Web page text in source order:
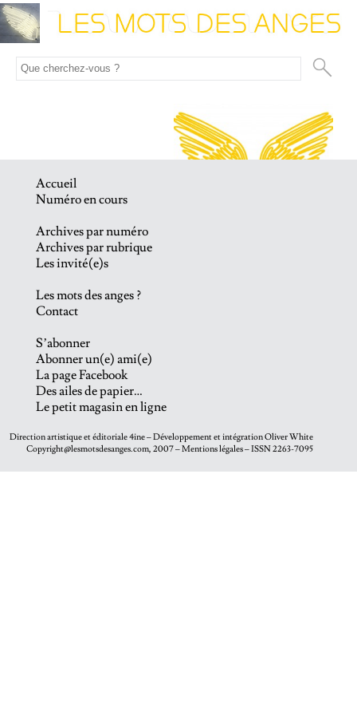
Accueil
Numéro en cours
Archives par numéro
Archives par rubrique
Les invité(e)s
Les mots des anges ?
Contact
S’abonner
Abonner un(e) ami(e)
La page Facebook
Des ailes de papier…
Le petit magasin en ligne
Direction artistique et éditoriale4ine– Développement et intégrationOliver White
Copyright@lesmotsdesanges.com, 2007 – Mentions légales – ISSN 2263-7095